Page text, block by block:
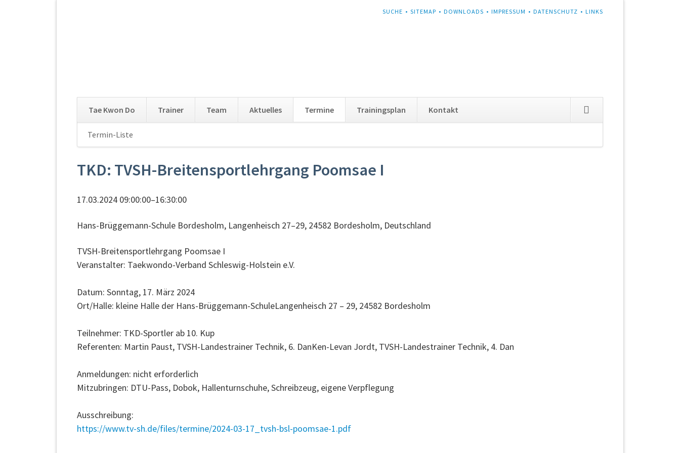
NAVIGATION
SUCHE SITEMAP DOWNLOADS IMPRESSUM DATENSCHUTZ LINKS
überspringen
Tae Kwon Do Trainer Team Aktuelles Termine Trainingsplan Kontakt
überspringen
Termin-Liste
TKD: TVSH-Breitensportlehrgang Poomsae I
17.03.2024 09:00:00–16:30:00
Hans-Brüggemann-Schule Bordesholm, Langenheisch 27–29, 24582 Bordesholm, Deutschland
TVSH-Breitensportlehrgang Poomsae I
Veranstalter: Taekwondo-Verband Schleswig-Holstein e.V.
Datum: Sonntag, 17. März 2024
Ort/Halle: kleine Halle der Hans-Brüggemann-SchuleLangenheisch 27 – 29, 24582 Bordesholm
Teilnehmer: TKD-Sportler ab 10. Kup
Referenten: Martin Paust, TVSH-Landestrainer Technik, 6. DanKen-Levan Jordt, TVSH-Landestrainer Technik, 4. Dan
Anmeldungen: nicht erforderlich
Mitzubringen: DTU-Pass, Dobok, Hallenturnschuhe, Schreibzeug, eigene Verpflegung
Ausschreibung:
https://www.tv-sh.de/files/termine/2024-03-17_tvsh-bsl-poomsae-1.pdf